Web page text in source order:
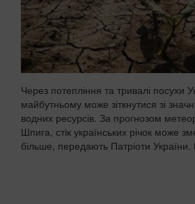
Через потепління та тривалі посухи
майбутньому може зіткнутися зі
водних ресурсів. За прогнозом
Шпига, стік українських річок може
більше, передають Патріоти України.